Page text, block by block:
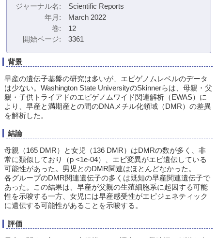
ジャーナル名
Scientific Reports
年月
March 2022
巻
12
開始ページ
3361
背景
早産の遺伝子基盤の研究は多いが、エピゲノムレベルのデータ
は少ない。Washington State UniversityのSkinnerらは、母親・父
親・子供トライアドのエピゲノムワイド関連解析（EWAS）に
より、早産と満期産との間のDNAメチル化領域（DMR）の差異
を解析した。
結論
母親（165 DMR）と女児（136 DMR）はDMRの数が多く、非
常に類似しており（p <1e-04）、エピ変異がエピ遺伝している
可能性があった。男児とのDMR関連はほとんどなかった。
各グループのDMR関連遺伝子の多くは既知の早産関連遺伝子で
あった。この結果は、早産が父親の生殖細胞系に起因する可能
性を示唆する一方、女児には早産感受性がエピジェネティック
に遺伝する可能性があることを示唆する。
評価